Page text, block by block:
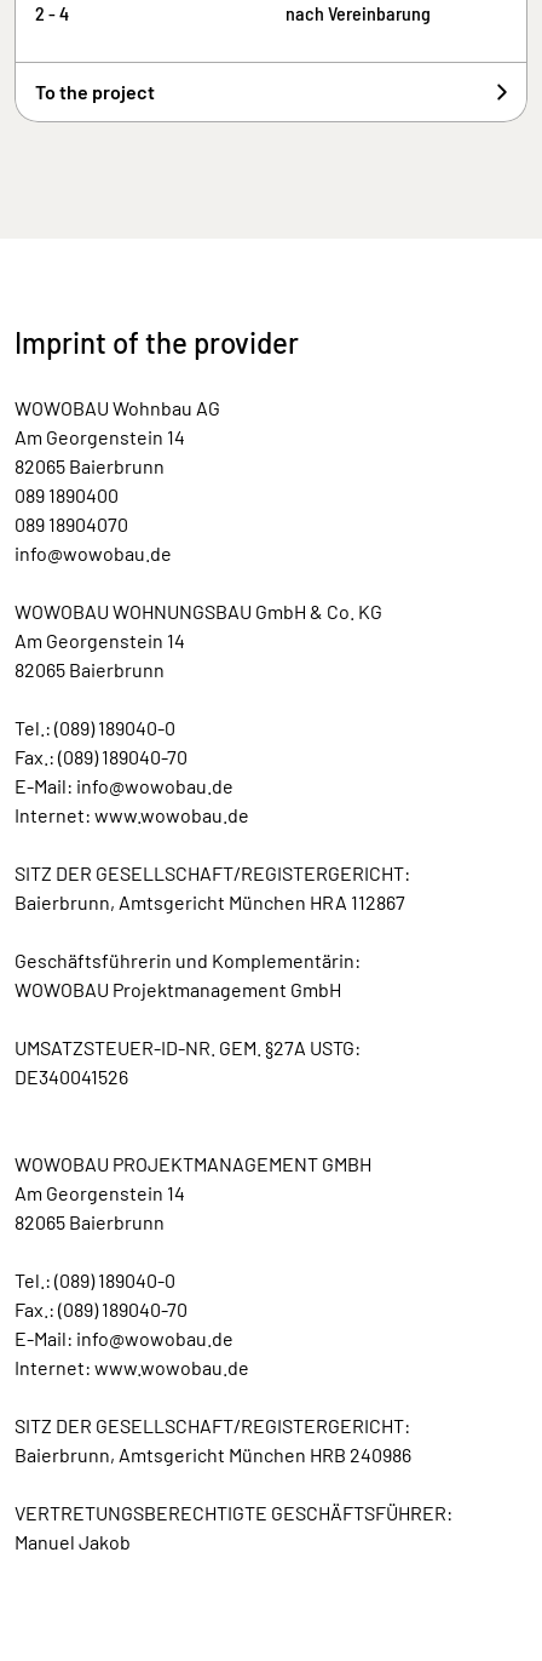
2 - 4 nach Vereinbarung
To the project
Imprint of the provider
WOWOBAU Wohnbau AG
Am Georgenstein 14
82065 Baierbrunn
089 1890400
089 18904070
info@wowobau.de
WOWOBAU WOHNUNGSBAU GmbH & Co. KG
Am Georgenstein 14
82065 Baierbrunn
Tel.: (089) 189040-0
Fax.: (089) 189040-70
E-Mail: info@wowobau.de
Internet: www.wowobau.de
SITZ DER GESELLSCHAFT/REGISTERGERICHT:
Baierbrunn, Amtsgericht München HRA 112867
Geschäftsführerin und Komplementärin:
WOWOBAU Projektmanagement GmbH
UMSATZSTEUER-ID-NR. GEM. §27A USTG:
DE340041526
WOWOBAU PROJEKTMANAGEMENT GMBH
Am Georgenstein 14
82065 Baierbrunn
Tel.: (089) 189040-0
Fax.: (089) 189040-70
E-Mail: info@wowobau.de
Internet: www.wowobau.de
SITZ DER GESELLSCHAFT/REGISTERGERICHT:
Baierbrunn, Amtsgericht München HRB 240986
VERTRETUNGSBERECHTIGTE GESCHÄFTSFÜHRER:
Manuel Jakob